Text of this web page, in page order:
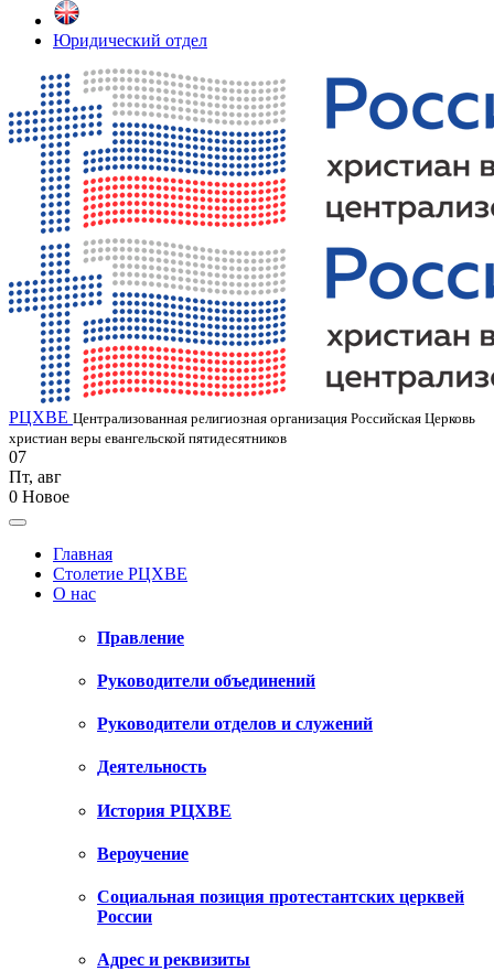
Юридический отдел
РЦХВЕ Централизованная религиозная организация Российская Церковь
христиан веры евангельской пятидесятников
07
Пт, авг
0 Новое
Главная
Столетие РЦХВЕ
О нас
Правление
Руководители объединений
Руководители отделов и служений
Деятельность
История РЦХВЕ
Вероучение
Социальная позиция протестантских церквей
России
Адрес и реквизиты